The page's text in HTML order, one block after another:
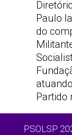
Paulo
do
Partido
PSOLSP